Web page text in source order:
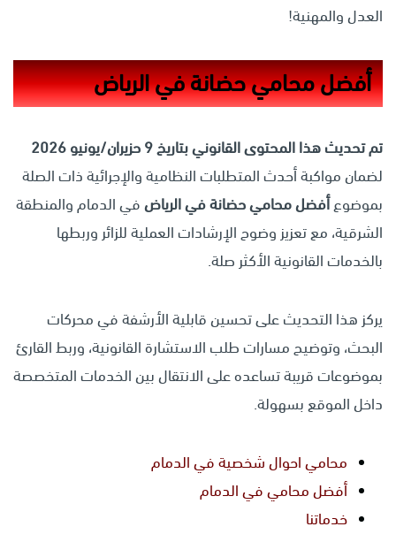
العدل والمهنية!
أفضل محامي حضانة في الرياض
تم تحديث هذا المحتوى القانوني بتاريخ 9 حزيران/يونيو 2026
لضمان مواكبة أحدث المتطلبات النظامية والإجرائية ذات الصلة
بموضوعأفضل محامي حضانة في الرياضفي الدمام والمنطقة
الشرقية، مع تعزيز وضوح الإرشادات العملية للزائر وربطها
بالخدمات القانونية الأكثر صلة.
يركز هذا التحديث على تحسين قابلية الأرشفة في محركات
البحث، وتوضيح مسارات طلب الاستشارة القانونية، وربط القارئ
بموضوعات قريبة تساعده على الانتقال بين الخدمات المتخصصة
داخل الموقع بسهولة.
محامي احوال شخصية في الدمام
أفضل محامي في الدمام
خدماتنا